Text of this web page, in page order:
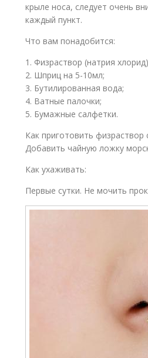
крыле носа, следует очень
каждый пункт.
Что вам понадобится:
1. Физраствор (натрия
2. Шприц на 5-10мл;
3. Бутилированная вода;
4. Ватные палочки;
5. Бумажные cалфетки.
Как приготовить физраствор
Добавить чайную ложку
Как ухаживать:
Первые сутки. Не мочить